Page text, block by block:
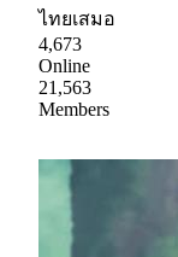
ไทยเสมอ
4,673
Online
21,563
Members